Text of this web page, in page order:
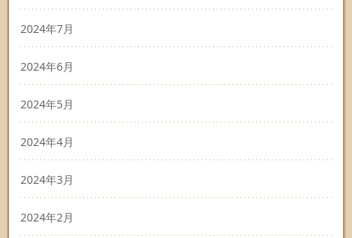
2024年7月
2024年6月
2024年5月
2024年4月
2024年3月
2024年2月